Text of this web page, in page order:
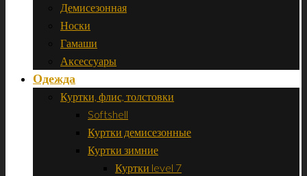
Демисезонная
Носки
Гамаши
Аксессуары
Одежда
Куртки, флис, толстовки
Softshell
Куртки демисезонные
Куртки зимние
Куртки level 7